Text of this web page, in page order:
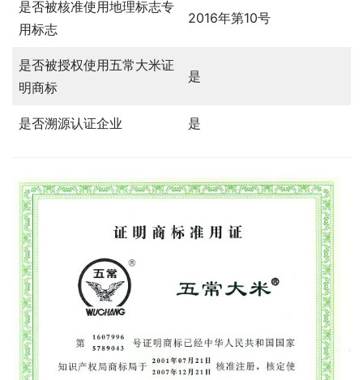
是否被核准使用地理标志专
用标志
2016年第10号
是否被授权使用五常大米证
明商标
是
是否溯源认证企业 是